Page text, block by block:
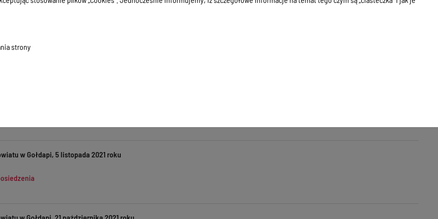
w Gołdapi, 5 listopada 2021 roku
strony